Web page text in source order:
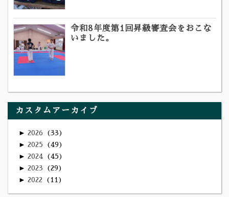
令和8年度第1回昇級審査会をおこな
いました。
カスタムアーカイブ
► 2026 33
► 2025 49
► 2024 45
► 2023 29
► 2022 11